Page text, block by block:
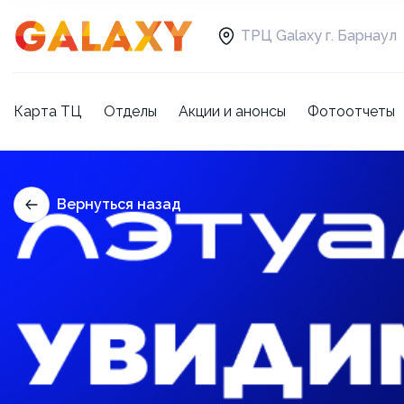
ТРЦ Galaxy г. Барнаул
Карта ТЦ Отделы Акции и анонсы Фотоотчеты
Вернуться назад